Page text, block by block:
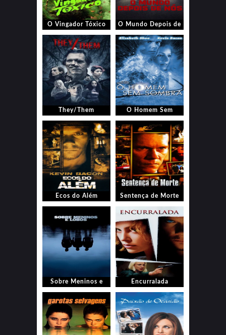
O Vingador Tóxico
O Mundo Depois de
They/Them
O Homem Sem
Ecos do Além Sentença de Morte
Sobre Meninos e
Encurralada